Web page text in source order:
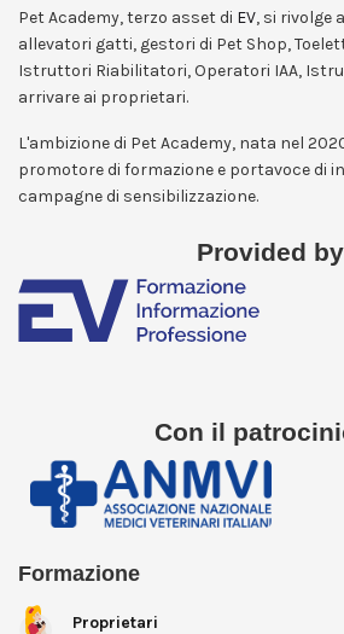
Pet Academy, terzo asset di EV, si rivolge
allevatori gatti, gestori di Pet Shop,
Istruttori Riabilitatori, Operatori IAA,
arrivare ai proprietari.
L'ambizione di Pet Academy, nata nel
promotore di formazione e portavoce di
campagne di sensibilizzazione.
Provided by
Con il
Formazione
Proprietari